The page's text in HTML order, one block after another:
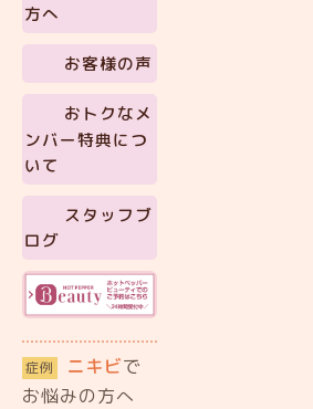
方へ
お客様の声
おトクなメ
ンバー特典につ
いて
スタッフブ
ログ
症例 ニキビで
お悩みの方へ